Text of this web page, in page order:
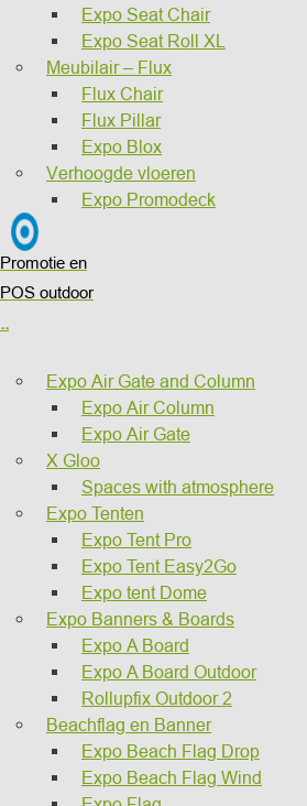
Expo Seat Chair
Expo Seat Roll XL
Meubilair – Flux
Flux Chair
Flux Pillar
Expo Blox
Verhoogde vloeren
Expo Promodeck
Promotie en
POS outdoor
..
Expo Air Gate and Column
Expo Air Column
Expo Air Gate
X Gloo
Spaces with atmosphere
Expo Tenten
Expo Tent Pro
Expo Tent Easy2Go
Expo tent Dome
Expo Banners & Boards
Expo A Board
Expo A Board Outdoor
Rollupfix Outdoor 2
Beachflag en Banner
Expo Beach Flag Drop
Expo Beach Flag Wind